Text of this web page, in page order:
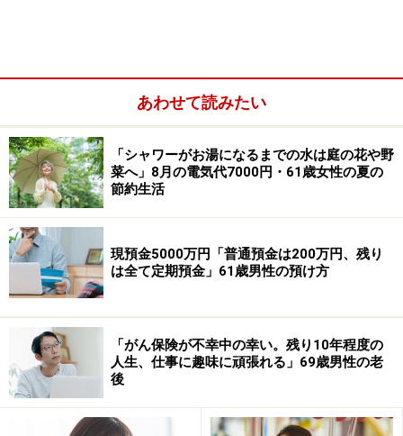
「成長投資枠240万円はオルカンと決めてい
たが……」
今回の投稿者は、新NISAの成長投資枠をまだ利用してい
あわせて読みたい
「シャワーがお湯になるまでの水は庭の花や野
菜へ」8月の電気代7000円・61歳女性の夏の
節約生活
現預金5000万円「普通預金は200万円、残り
は全て定期預金」61歳男性の預け方
「がん保険が不幸中の幸い。残り10年程度の
人生、仕事に趣味に頑張れる」69歳男性の老
後